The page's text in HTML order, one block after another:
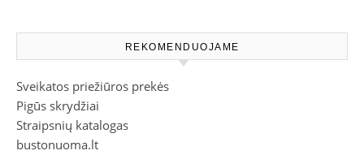
REKOMENDUOJAME
Sveikatos priežiūros prekės
Pigūs skrydžiai
Straipsnių katalogas
bustonuoma.lt